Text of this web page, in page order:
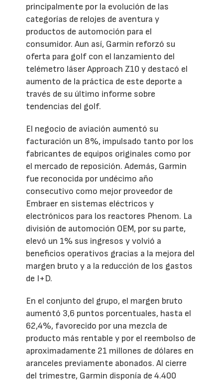
principalmente por la evolución de las
categorías de relojes de aventura y
productos de automoción para el
consumidor. Aun así, Garmin reforzó su
oferta para golf con el lanzamiento del
telémetro láser Approach Z10 y destacó el
aumento de la práctica de este deporte a
través de su último informe sobre
tendencias del golf.
El negocio de aviación aumentó su
facturación un 8%, impulsado tanto por los
fabricantes de equipos originales como por
el mercado de reposición. Además, Garmin
fue reconocida por undécimo año
consecutivo como mejor proveedor de
Embraer en sistemas eléctricos y
electrónicos para los reactores Phenom. La
división de automoción OEM, por su parte,
elevó un 1% sus ingresos y volvió a
beneficios operativos gracias a la mejora del
margen bruto y a la reducción de los gastos
de I+D.
En el conjunto del grupo, el margen bruto
aumentó 3,6 puntos porcentuales, hasta el
62,4%, favorecido por una mezcla de
producto más rentable y por el reembolso de
aproximadamente 21 millones de dólares en
aranceles previamente abonados. Al cierre
del trimestre, Garmin disponía de 4.400